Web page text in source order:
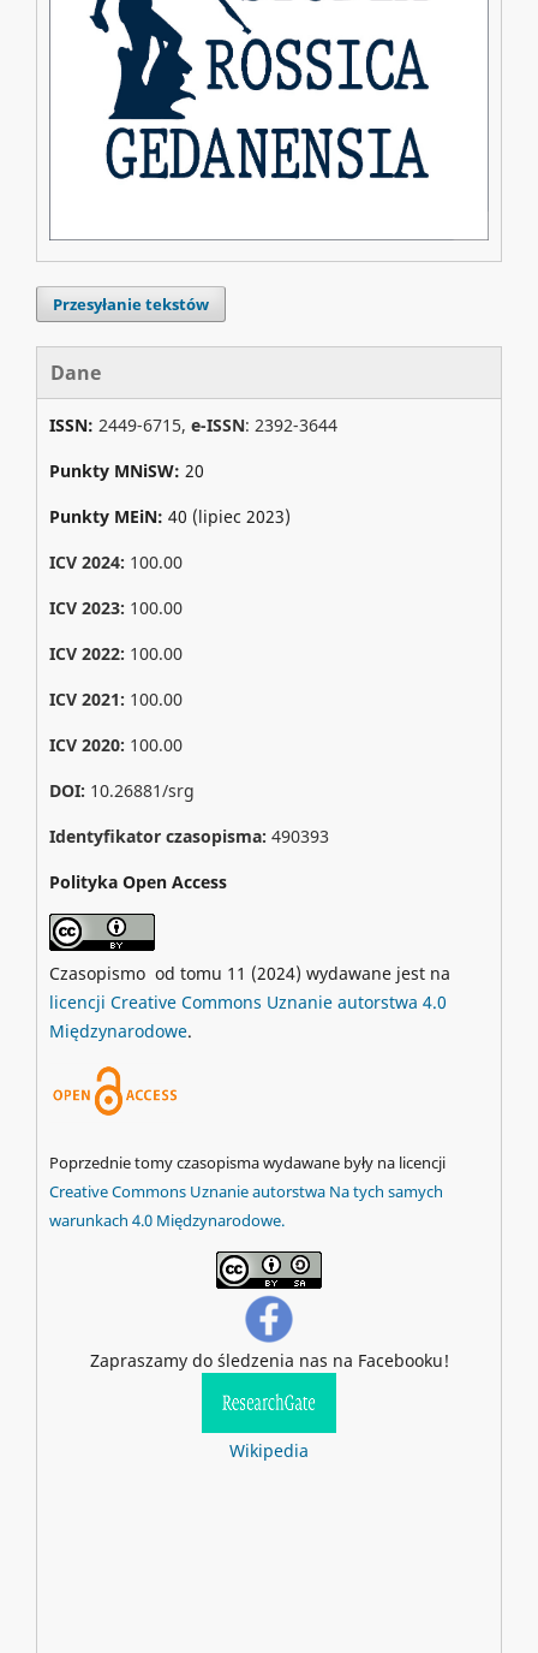
Przesyłanie tekstów
Dane
ISSN: 2449-6715, e-ISSN: 2392-3644
Punkty MNiSW: 20
Punkty MEiN: 40 (lipiec 2023)
ICV 2024: 100.00
ICV 2023: 100.00
ICV 2022: 100.00
ICV 2021: 100.00
ICV 2020: 100.00
DOI: 10.26881/srg
Identyfikator czasopisma: 490393
Polityka Open Access
Czasopismo od tomu 11 (2024) wydawane jest na
licencji Creative Commons Uznanie autorstwa 4.0
Międzynarodowe.
Poprzednie tomy czasopisma wydawane były na licencji
Creative Commons Uznanie autorstwa Na tych samych
warunkach 4.0 Międzynarodowe.
Zapraszamy do śledzenia nas na Facebooku!
Wikipedia